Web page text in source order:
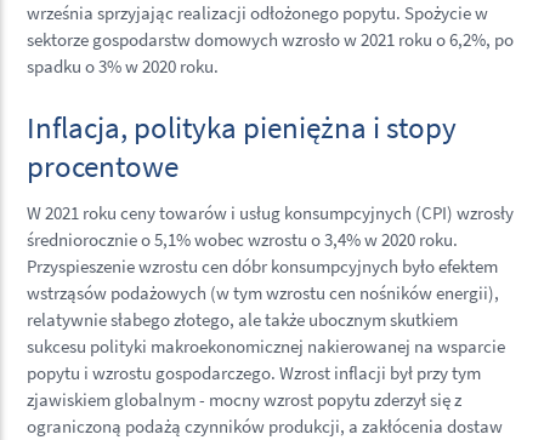
września sprzyjając realizacji odłożonego popytu. Spożycie w
sektorze gospodarstw domowych wzrosło w 2021 roku o 6,2%, po
spadku o 3% w 2020 roku.
Inflacja, polityka pieniężna i stopy
procentowe
W 2021 roku ceny towarów i usług konsumpcyjnych (CPI) wzrosły
średniorocznie o 5,1% wobec wzrostu o 3,4% w 2020 roku.
Przyspieszenie wzrostu cen dóbr konsumpcyjnych było efektem
wstrząsów podażowych (w tym wzrostu cen nośników energii),
relatywnie słabego złotego, ale także ubocznym skutkiem
sukcesu polityki makroekonomicznej nakierowanej na wsparcie
popytu i wzrostu gospodarczego. Wzrost inflacji był przy tym
zjawiskiem globalnym - mocny wzrost popytu zderzył się z
ograniczoną podażą czynników produkcji, a zakłócenia dostaw